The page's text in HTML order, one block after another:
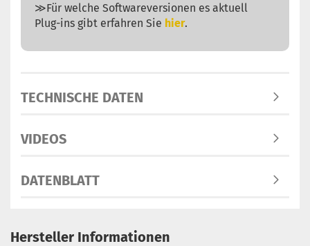
≫Für welche Softwareversionen es aktuell
Plug-ins gibt erfahren Sie hier.
TECHNISCHE DATEN
VIDEOS
DATENBLATT
Hersteller Informationen